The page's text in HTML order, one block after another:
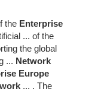
the Enterprise
... of the
the global
... Network
Europe
... . The